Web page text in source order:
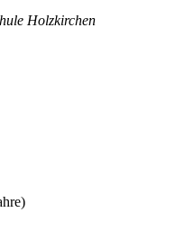
Holzkirchen